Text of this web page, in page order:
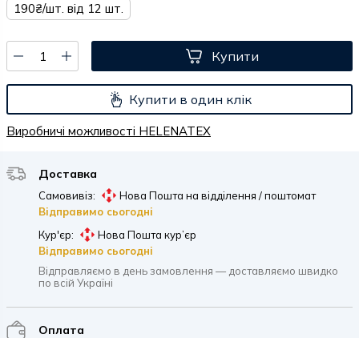
190₴/шт. від 12 шт.
Купити
Купити в один клік
Виробничі можливості HELENATEX
Доставка
Самовивіз:
Нова Пошта на відділення / поштомат
Відправимо сьогодні
Кур'єр:
Нова Пошта кур’єр
Відправимо сьогодні
Відправляємо в день замовлення — доставляємо швидко
по всій Україні
Оплата